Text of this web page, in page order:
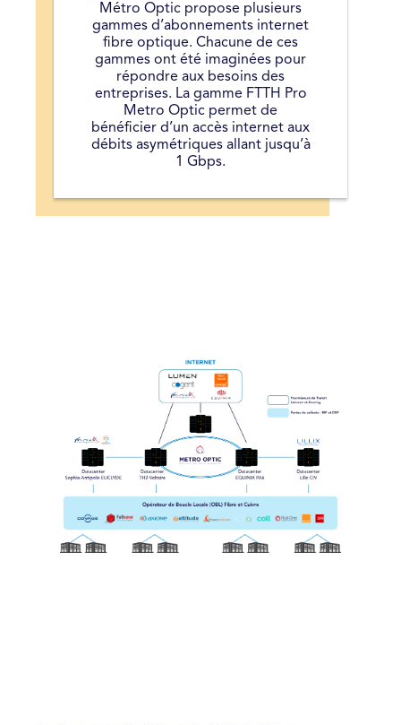
Métro Optic propose plusieurs
gammes d’abonnements internet
fibre optique. Chacune de ces
gammes ont été imaginées pour
répondre aux besoins des
entreprises. La gamme FTTH Pro
Metro Optic permet de
bénéficier d’un accès internet aux
débits asymétriques allant jusqu’à
1 Gbps.